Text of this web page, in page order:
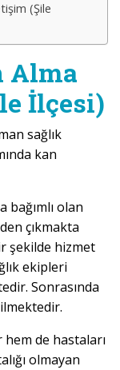
(Şile
Alma
İlçesi)
sağlık
kan
bağımlı olan
çıkmakta
şekilde hizmet
ekipleri
Sonrasında
de hastaları
olmayan